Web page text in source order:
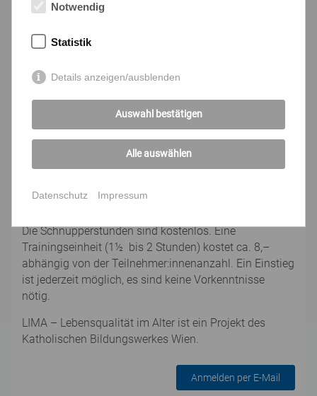
in der Gruppe an. Sie beschäftigen sich mit Hobbies,
der Trainingsgruppe.
Raum der LIMA Gruppe ebenfalls Platz haben.
Ängste, Hoffnungen und Sehnsüchte, Fragen des
Älterwerdens können mit Gleichgesinnten besprochen
werden.
wöchentlichem Abstand statt.
Die Schnupperstunden sind kostenlos. Eine
Trainingseinheit (1½ bis 2 Stunden) kostet ca. 8,–
abhängig von der Teilnehmer:innenanzahl. Ein Einstieg
ist jederzeit möglich, es sind keine Vorkenntnisse
nötig.
LIMA – Lebensqualität im Alter ist ein Projekt des
Katholischen Bildungswerkes Wien.
Anmelden per E-Mail
Notwendig
Statistik
Details anzeigen/ausblenden
Auswahl bestätigen
Alle auswählen
Datenschutz Impressum